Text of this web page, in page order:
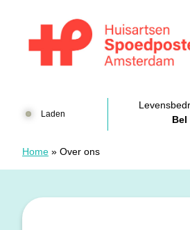
Laden
Bel
Home » Over ons